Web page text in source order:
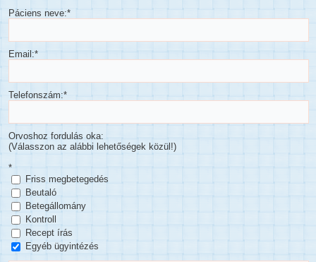
Páciens neve:*
Email:*
Telefonszám:*
Orvoshoz fordulás oka:
(Válasszon az alábbi lehetőségek közül!)
*
Friss megbetegedés
Beutaló
Betegállomány
Kontroll
Recept írás
Egyéb ügyintézés